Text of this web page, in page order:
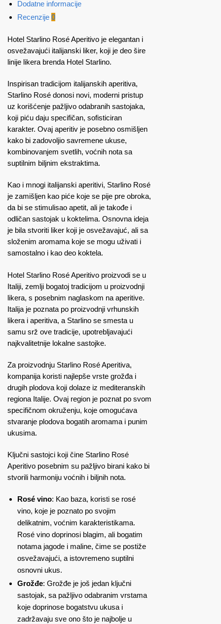
Dodatne informacije
Recenzije 0
Hotel Starlino Rosé Aperitivo je elegantan i
osvežavajući italijanski liker, koji je deo šire
linije likera brenda Hotel Starlino.
Inspirisan tradicijom italijanskih aperitiva,
Starlino Rosé donosi novi, moderni pristup
uz korišćenje pažljivo odabranih sastojaka,
koji piću daju specifičan, sofisticiran
karakter. Ovaj aperitiv je posebno osmišljen
kako bi zadovoljio savremene ukuse,
kombinovanjem svetlih, voćnih nota sa
suptilnim biljnim ekstraktima.
Kao i mnogi italijanski aperitivi, Starlino Rosé
je zamišljen kao piće koje se pije pre obroka,
da bi se stimulisao apetit, ali je takođe i
odličan sastojak u koktelima. Osnovna ideja
je bila stvoriti liker koji je osvežavajuć, ali sa
složenim aromama koje se mogu uživati i
samostalno i kao deo koktela.
Hotel Starlino Rosé Aperitivo proizvodi se u
Italiji, zemlji bogatoj tradicijom u proizvodnji
likera, s posebnim naglaskom na aperitive.
Italija je poznata po proizvodnji vrhunskih
likera i aperitiva, a Starlino se smesta u
samu srž ove tradicije, upotrebljavajući
najkvalitetnije lokalne sastojke.
Za proizvodnju Starlino Rosé Aperitiva,
kompanija koristi najlepše vrste grožđa i
drugih plodova koji dolaze iz mediteranskih
regiona Italije. Ovaj region je poznat po svom
specifičnom okruženju, koje omogućava
stvaranje plodova bogatih aromama i punim
ukusima.
Ključni sastojci koji čine Starlino Rosé
Aperitivo posebnim su pažljivo birani kako bi
stvorili harmoniju voćnih i biljnih nota.
Rosé vino: Kao baza, koristi se rosé
vino, koje je poznato po svojim
delikatnim, voćnim karakteristikama.
Rosé vino doprinosi blagim, ali bogatim
notama jagode i maline, čime se postiže
osvežavajući, a istovremeno suptilni
osnovni ukus.
Grožđe: Grožđe je još jedan ključni
sastojak, sa pažljivo odabranim vrstama
koje doprinose bogatstvu ukusa i
zadržavaju sve ono što je najbolje u